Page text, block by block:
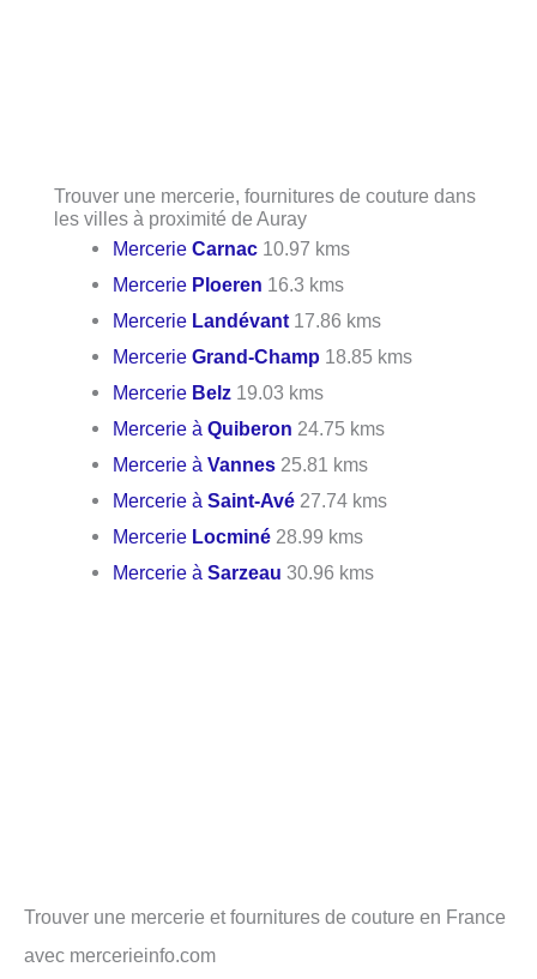
Trouver une mercerie, fournitures de couture dans
les villes à proximité de Auray
MercerieCarnac 10.97 kms
Mercerie Ploeren 16.3 kms
Mercerie Landévant 17.86 kms
MercerieGrand-Champ 18.85 kms
Mercerie Belz 19.03 kms
Mercerie àQuiberon 24.75 kms
Mercerie àVannes 25.81 kms
Mercerie àSaint-Avé 27.74 kms
Mercerie Locminé 28.99 kms
Mercerie àSarzeau 30.96 kms
Trouver une mercerie et fournitures de couture en France
avec mercerieinfo.com